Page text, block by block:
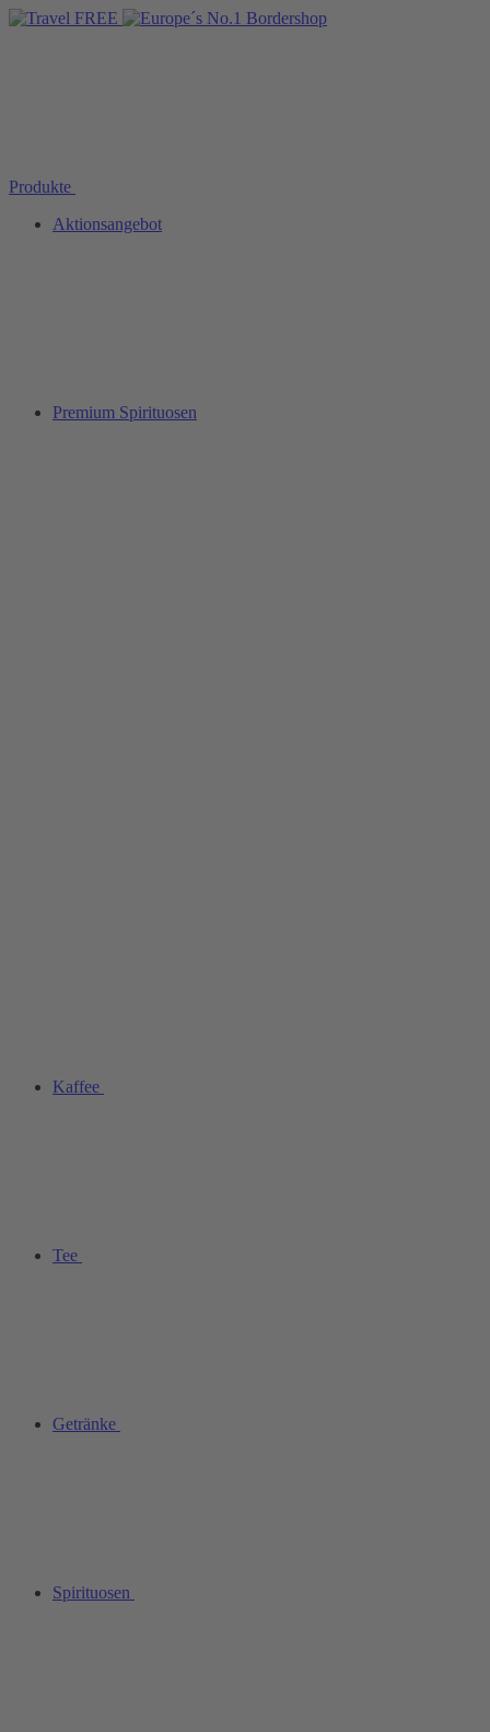
Produkte
Aktionsangebot
Premium Spirituosen
Kaffee
Tee
Getränke
Spirituosen